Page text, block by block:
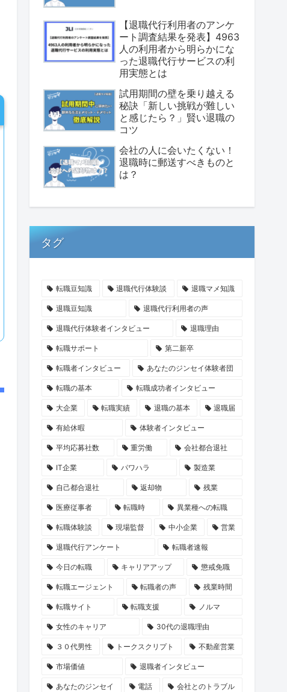
【退職代行利用者のアンケ
ート調査結果を発表】4963
人の利用者から明らかにな
った退職代行サービスの利
用実態とは
試用期間の壁を乗り越える
秘訣「新しい挑戦が難しい
と感じたら？」賢い退職の
コツ
会社の人に会いたくない！
退職時に郵送すべきものと
は？
タグ
転職豆知識 退職代行体験談 退職マメ知識
退職豆知識 退職代行利用者の声
退職代行体験者インタビュー 退職理由
転職サポート 第二新卒
転職者インタビュー あなたのジンセイ体験者団
転職の基本 転職成功者インタビュー
大企業 転職実績 退職の基本 退職届
有給休暇 体験者インタビュー
平均応募社数 重労働 会社都合退社
IT企業 パワハラ 製造業
自己都合退社 返却物 残業
医療従事者 転職時 異業種への転職
転職体験談 現場監督 中小企業 営業
退職代行アンケート 転職者速報
今日の転職 キャリアアップ 懲戒免職
転職エージェント 転職者の声 残業時間
転職サイト 転職支援 ノルマ
女性のキャリア 30代の退職理由
３０代男性 トークスクリプト 不動産営業
市場価値 退職者インタビュー
あなたのジンセイ 電話 会社とのトラブル